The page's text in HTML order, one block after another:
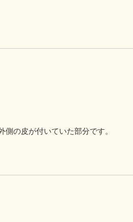
の皮が付いていた部分です。